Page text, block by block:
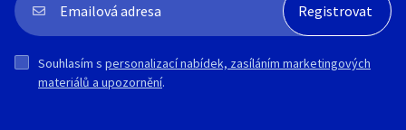
Souhlasím s personalizací nabídek, zasíláním marketingových
materiálů a upozornění.